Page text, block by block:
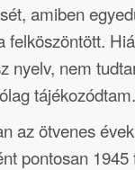
amiben
felköszöntött.
nyelv, nem
tájékozódtam.
az ötvenes
pontosan